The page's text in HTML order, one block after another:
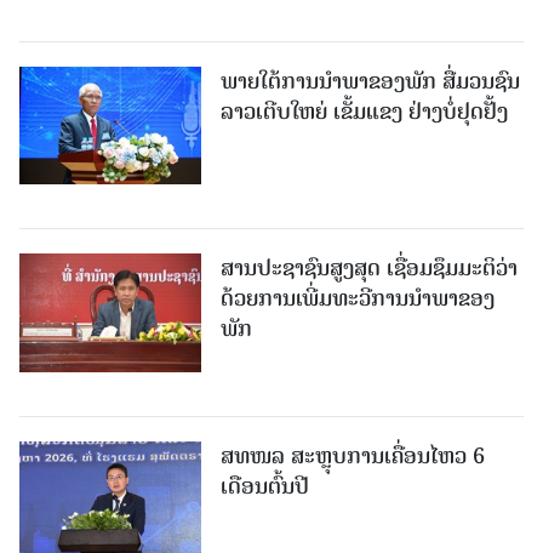
ພາຍໃຕ້ການນໍາພາຂອງພັກ ສື່ມວນຊົນ
ລາວເຕີບໃຫຍ່ ເຂັ້ມແຂງ ຢ່າງບໍ່ຢຸດຢັ້ງ
ສານປະຊາຊົນສູງສຸດ ເຊື່ອມຊຶມມະຕິວ່າ
ດ້ວຍການເພີ່ມທະວີການນຳພາຂອງ
ພັກ
ສທໜລ ສະຫຼຸບການເຄື່ອນໄຫວ 6
ເດືອນຕົ້ນປີ